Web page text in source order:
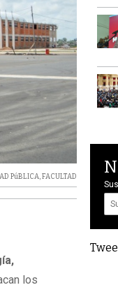
PúBLICA,FACULTAD
los